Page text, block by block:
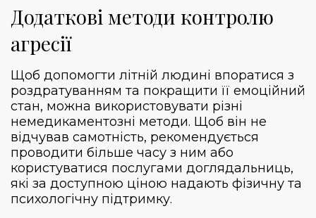
Додаткові методи контролю
агресії
Щоб допомогти літній людині впоратися з
роздратуванням та покращити її емоційний
стан, можна використовувати різні
немедикаментозні методи. Щоб він не
відчував самотність, рекомендується
проводити більше часу з ним або
користуватися послугами доглядальниць,
які за доступною ціною надають фізичну та
психологічну підтримку.